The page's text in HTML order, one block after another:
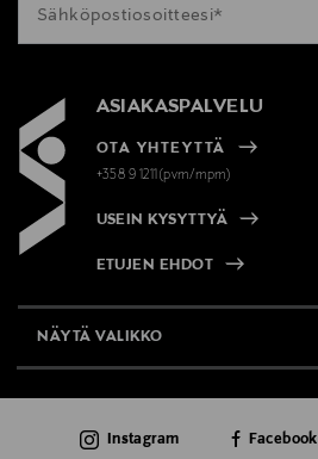
ASIAKASPALVELU
OTA YHTEYTTÄ
+358 9 1211(pvm/mpm)
USEIN KYSYTTYÄ
ETUJEN EHDOT
NÄYTÄ VALIKKO
AJANKOHTAISTA
Instagram Facebook